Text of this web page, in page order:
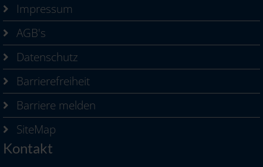
Impressum
AGB's
Datenschutz
Barrierefreiheit
Barriere melden
SiteMap
Kontakt